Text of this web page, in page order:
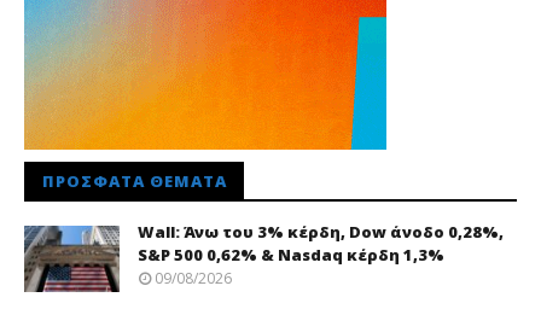
ΠΡΌΣΦΑΤΑ ΘΈΜΑΤΑ
Wall: Άνω του 3% κέρδη, Dow άνοδο 0,28%,
S&P 500 0,62% & Nasdaq κέρδη 1,3%
09/08/2026